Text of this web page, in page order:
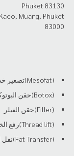
Phuket 83130
Muang, Phuket
83000
(Mesofat)تصغير خدود الميزوفات
(Botox)حقن البوتوكس
(Filler)حقن الفيلر
(Thread lift)رفع الخيط
(Fat Transfer)نقل الدهون